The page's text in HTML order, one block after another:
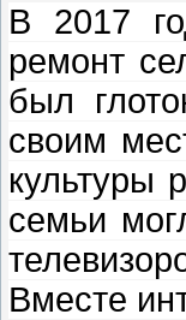
В 2017
ремонт
был
своим
культуры
семьи
Вместе